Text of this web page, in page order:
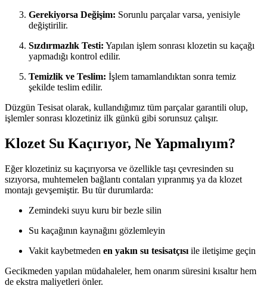
Gerekiyorsa Değişim: Sorunlu parçalar varsa, yenisiyle
değiştirilir.
Sızdırmazlık Testi: Yapılan işlem sonrası klozetin su kaçağı
yapmadığı kontrol edilir.
Temizlik ve Teslim: İşlem tamamlandıktan sonra temiz
şekilde teslim edilir.
Düzgün Tesisat olarak, kullandığımız tüm parçalar garantili olup,
işlemler sonrası klozetiniz ilk günkü gibi sorunsuz çalışır.
Klozet Su Kaçırıyor, Ne Yapmalıyım?
Eğer klozetiniz su kaçırıyorsa ve özellikle taşı çevresinden su
sızıyorsa, muhtemelen bağlantı contaları yıpranmış ya da klozet
montajı gevşemiştir. Bu tür durumlarda:
Zemindeki suyu kuru bir bezle silin
Su kaçağının kaynağını gözlemleyin
Vakit kaybetmeden en yakın su tesisatçısı ile iletişime geçin
Gecikmeden yapılan müdahaleler, hem onarım süresini kısaltır hem
de ekstra maliyetleri önler.